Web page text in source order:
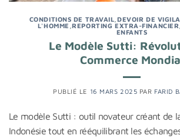
CONDITIONS DE TRAVAIL ,DEVOIR DE
L'HOMME ,REPORTING EXTRA-FINANCIER
ENFANTS
Le Modèle Sutti:
Commerce
PUBLIÉ LE 16 MARS 2025 PAR FARID
Le modèle Sutti : outil novateur créant de
Indonésie tout en rééquilibrant les